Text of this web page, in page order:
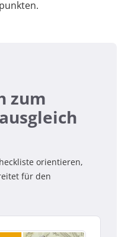
zum
orientieren,
für den